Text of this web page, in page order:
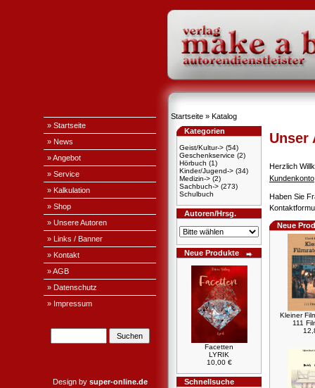
» Startseite
» News
» Angebot
» Service
» Kalkulation
» Shop
» Unsere Autoren
» Links / Banner
» Kontakt
» AGB
» Datenschutz
» Impressum
Design by super-online.de
Startseite » Katalog
Kategorien
Geist/Kultur-> (54)
Geschenkservice (2)
Hörbuch (1)
Kinder/Jugend-> (34)
Medizin-> (2)
Sachbuch-> (273)
Schulbuch
Autoren/Hrsg.
Neue Produkte
Facetten
LYRIK
10,00 €
Schnellsuche
Unser
Herzlich
Kundenkonto
Haben Sie
Neue
Kleiner
111